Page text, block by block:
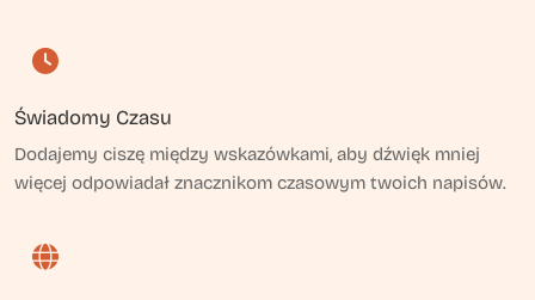
Świadomy Czasu
Dodajemy ciszę między wskazówkami, aby dźwięk mniej
więcej odpowiadał znacznikom czasowym twoich napisów.